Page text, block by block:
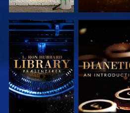
UDFORSK
SERIEN
UDFORSK
SERIEN